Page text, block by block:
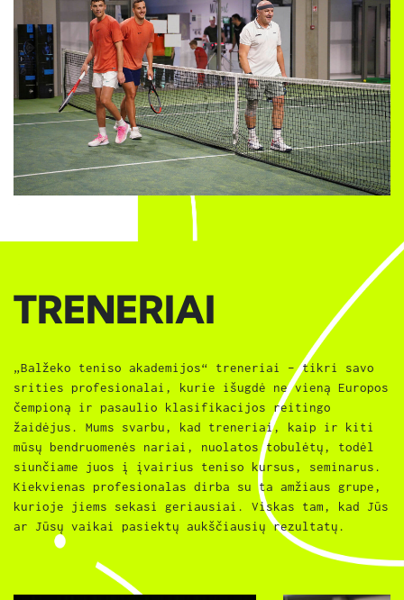
TRENERIAI
„Balžeko teniso akademijos“ treneriai – tikri savo
srities profesionalai, kurie išugdė ne vieną Europos
čempioną ir pasaulio klasifikacijos reitingo
žaidėjus. Mums svarbu, kad treneriai, kaip ir kiti
mūsų bendruomenės nariai, nuolatos tobulėtų, todėl
siunčiame juos į įvairius teniso kursus, seminarus.
Kiekvienas profesionalas dirba su ta amžiaus grupe,
kurioje jiems sekasi geriausiai. Viskas tam, kad Jūs
ar Jūsų vaikai pasiektų aukščiausių rezultatų.